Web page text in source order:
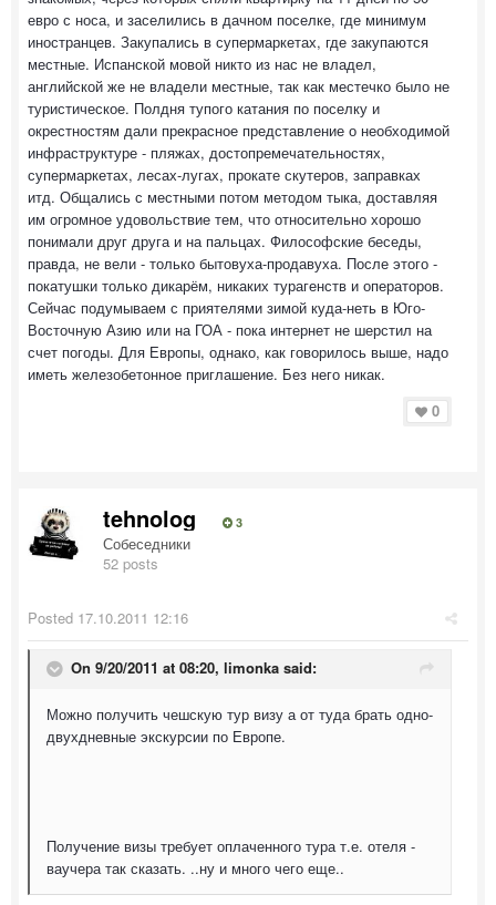
евро с носа, и заселились в дачном поселке, где минимум
иностранцев. Закупались в супермаркетах, где закупаются
местные. Испанской мовой никто из нас не владел,
английской же не владели местные, так как местечко было не
туристическое. Полдня тупого катания по поселку и
окрестностям дали прекрасное представление о необходимой
инфраструктуре - пляжах, достопремечательностях,
супермаркетах, лесах-лугах, прокате скутеров, заправках
итд. Общались с местными потом методом тыка, доставляя
им огромное удовольствие тем, что относительно хорошо
понимали друг друга и на пальцах. Философские беседы,
правда, не вели - только бытовуха-продавуха. После этого -
покатушки только дикарём, никаких турагенств и операторов.
Сейчас подумываем с приятелями зимой куда-неть в Юго-
Восточную Азию или на ГОА - пока интернет не шерстил на
счет погоды. Для Европы, однако, как говорилось выше, надо
иметь железобетонное приглашение. Без него никак.
0
tehnolog 3
Собеседники
52 posts
Posted 17.10.2011 12:16
On 9/20/2011 at 08:20, limonka said:
Можно получить чешскую тур визу а от туда брать одно-
двухдневные экскурсии по Европе.
Получение визы требует оплаченного тура т.е. отеля -
ваучера так сказать. ..ну и много чего еще..